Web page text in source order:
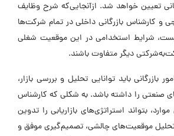
تعیین خواهد شد. ازآنجایی‌که شرح وظایف
و کارشناس بازرگانی داخلی در تمام شرکت‌ها
شرایط استخدامی در این موقعیت‌ شغلی
دیگر متفاوت باشند.
باید توانایی تحلیل و بررسی بازار،
صنعتی را داشته باشد. به شکلی که کارشناس
بتواند استراتژی‌های بازاریابی را تدوین
موقعیت‌های چالشی، تصمیم‌گیری موفق و